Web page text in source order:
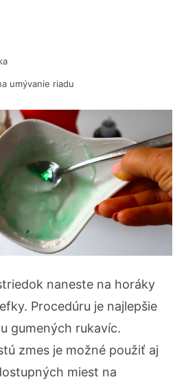
umývanie riadu
naneste na horáky
Procedúru je najlepšie
gumených rukavíc.
zmes je možné použiť aj
miest na